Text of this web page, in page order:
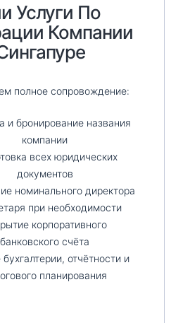
Услуги По
Компании
полное сопровождение:
и бронирование названия
компании
всех юридических
документов
номинального директора
при необходимости
корпоративного
банковского счёта
отчётности и
планирования